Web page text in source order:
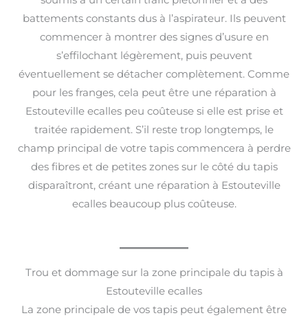
battements constants dus à l’aspirateur. Ils peuvent
commencer à montrer des signes d’usure en
s’effilochant légèrement, puis peuvent
éventuellement se détacher complètement. Comme
pour les franges, cela peut être une réparation à
Estouteville ecalles peu coûteuse si elle est prise et
traitée rapidement. S’il reste trop longtemps, le
champ principal de votre tapis commencera à perdre
des fibres et de petites zones sur le côté du tapis
disparaîtront, créant une réparation à Estouteville
ecalles beaucoup plus coûteuse.
Trou et dommage sur la zone principale du tapis à
Estouteville ecalles
La zone principale de vos tapis peut également être